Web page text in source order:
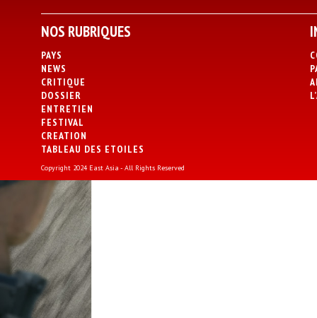
NOS RUBRIQUES
PAYS
NEWS
CRITIQUE
DOSSIER
ENTRETIEN
FESTIVAL
CREATION
TABLEAU DES ETOILES
Copyright 2024 East Asia - All Rights Reserved